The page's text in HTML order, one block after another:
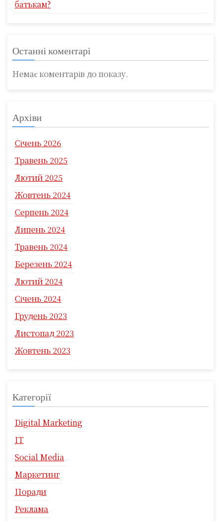
батькам?
Останні коментарі
Немає коментарів до показу.
Архіви
Січень 2026
Травень 2025
Лютий 2025
Жовтень 2024
Серпень 2024
Липень 2024
Травень 2024
Березень 2024
Лютий 2024
Січень 2024
Грудень 2023
Листопад 2023
Жовтень 2023
Категорії
Digital Marketing
IT
Social Media
Маркетинг
Поради
Реклама